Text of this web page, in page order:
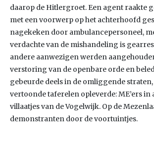
daarop de Hitlergroet. Een agent raakte
met een voorwerp op het achterhoofd
nagekeken door ambulancepersoneel,
verdachte van de mishandeling is
andere aanwezigen werden
verstoring van de openbare orde en
gebeurde deels in de omliggende
vertoonde taferelen opleverde: ME’ers in
villaatjes van de Vogelwijk. Op de
demonstranten door de voortuintjes.